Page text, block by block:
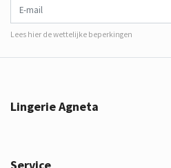
Lees hier de wettelijke beperkingen
Lingerie Agneta